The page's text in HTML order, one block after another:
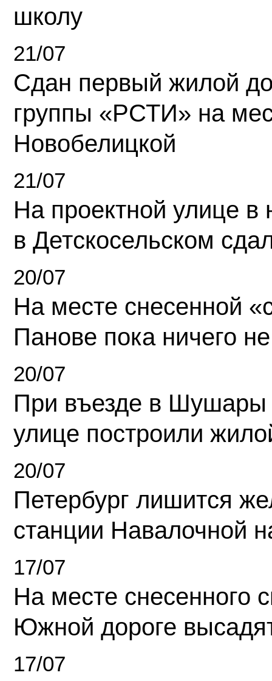
школу
21/07
Сдан первый жилой
группы «РСТИ» на
Новобелицкой
21/07
На проектной улице
в Детскосельском
20/07
На месте снесенной
Панове пока ничего
20/07
При въезде в Шушары
улице построили
20/07
Петербург лишится
станции Навалочной
17/07
На месте снесенного
Южной дороге
17/07